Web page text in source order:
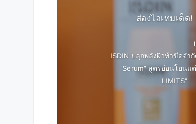
ส่องไอเทมเด็ด
ISDIN ปลุกพลังผิวท้าขีดจำ
Serum” สูตรอ่อนโยนแ
LIMITS"